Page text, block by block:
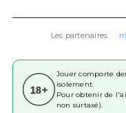
Les partenaires :
18+
Jouer comporte
isolement.
Pour obtenir de
non surtaxé).